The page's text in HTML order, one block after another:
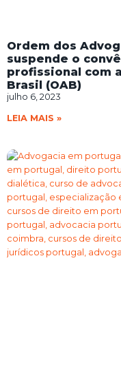
Ordem dos
suspende o
profissional com
Brasil (OAB)
julho 6, 2023
LEIA MAIS »